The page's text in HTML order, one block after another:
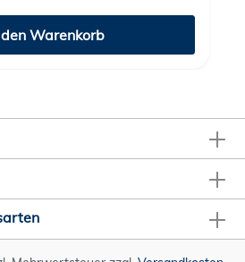
Gewicht von nur 3,5
setzen und entspannt
Warenkorb